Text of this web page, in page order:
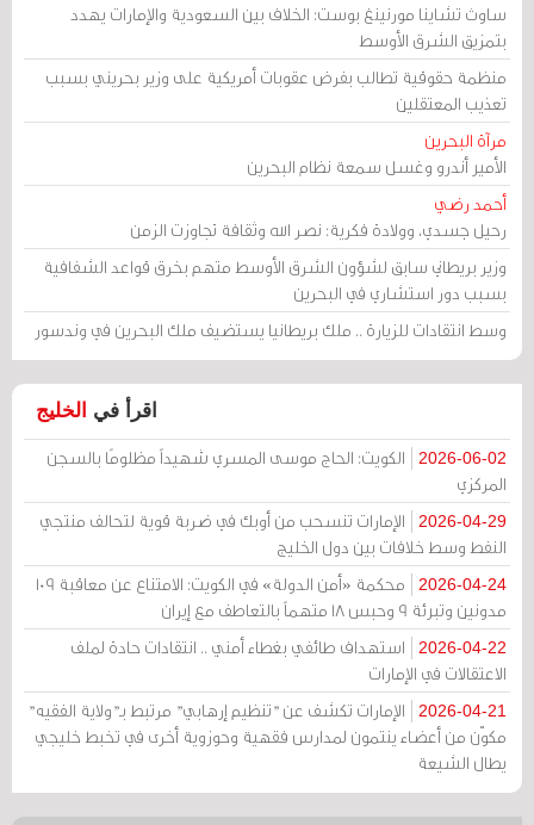
ساوث تشاينا مورنينغ بوست: الخلاف بين السعودية والإمارات يهدد
بتمزيق الشرق الأوسط
منظمة حقوقية تطالب بفرض عقوبات أمريكية على وزير بحريني بسبب
تعذيب المعتقلين
مرآة البحرين
الأمير أندرو وغسل سمعة نظام البحرين
أحمد رضي
رحيل جسدي، وولادة فكرية: نصر الله وثقافة تجاوزت الزمن
وزير بريطاني سابق لشؤون الشرق الأوسط متهم بخرق قواعد الشفافية
بسبب دور استشاري في البحرين
وسط انتقادات للزيارة .. ملك بريطانيا يستضيف ملك البحرين في وندسور
اقرأ في الخليج
2026-06-02
الكويت: الحاج موسى المسري شهيداً مظلومًا بالسجن
المركزي
2026-04-29
الإمارات تنسحب من أوبك في ضربة قوية لتحالف منتجي
النفط وسط خلافات بين دول الخليج
2026-04-24
محكمة «أمن الدولة» في الكويت: الامتناع عن معاقبة 109
مدونين وتبرئة 9 وحبس 18 متهماً بالتعاطف مع إيران
2026-04-22
استهداف طائفي بغطاء أمني .. انتقادات حادة لملف
الاعتقالات في الإمارات
2026-04-21
الإمارات تكشف عن "تنظيم إرهابي" مرتبط بـ"ولاية الفقيه"
مكوّن من أعضاء ينتمون لمدارس فقهية وحوزوية أخرى في تخبط خليجي
يطال الشيعة